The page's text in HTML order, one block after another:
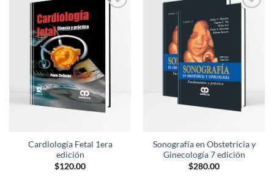
Cardiología Fetal 1era
edición
$120.00
Sonografía en Obstetricia y
Ginecología 7 edición
$280.00